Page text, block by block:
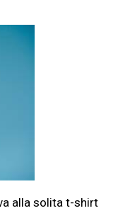
alla solita t-shirt